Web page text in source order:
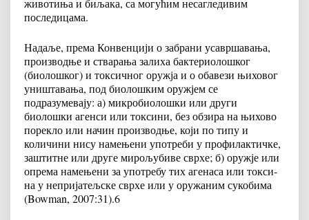
последицама.
Надаље, према Конвенцији о забрани усавршавања,
производње и стварања залиха бактериолошког
(биолошког) и токсичног оружја и о обавези њиховог
уништавања, под биолошким оружјем се
подразумевају: а) микробиолошки или други
биолошки агенси или токсини, без обзира на њихово
порекло или начин производње, који по типу и
количини нису намењени употреби у профилактичке,
заштитне или друге мирољубиве сврхе; б) оружје или
опрема намењени за употребу тих агенаса или токси-
на у непријатељске сврхе или у оружаним сукобима
(Bowman, 2007:31).6